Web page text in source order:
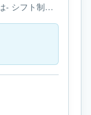
- シフト制で
。